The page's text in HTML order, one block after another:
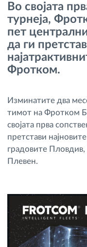
Контрола на
Управување со
Планирање и
Откријте ги
Како ја решаваме
Во својата
турнеја,
пет
да ги
Фротком.
Изминатите два
тимот на Фротком
својата прва
претстави
градовите
Плевен.